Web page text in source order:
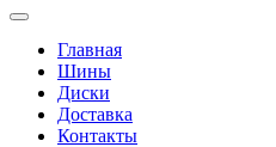
Главная
Шины
Диски
Доставка
Контакты